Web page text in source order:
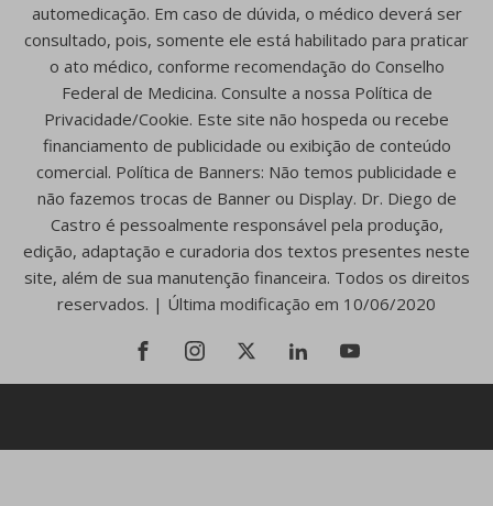
automedicação. Em caso de dúvida, o médico deverá ser
consultado, pois, somente ele está habilitado para praticar
o ato médico, conforme recomendação do Conselho
Federal de Medicina. Consulte a nossa Política de
Privacidade/Cookie. Este site não hospeda ou recebe
financiamento de publicidade ou exibição de conteúdo
comercial. Política de Banners: Não temos publicidade e
não fazemos trocas de Banner ou Display. Dr. Diego de
Castro é pessoalmente responsável pela produção,
edição, adaptação e curadoria dos textos presentes neste
site, além de sua manutenção financeira. Todos os direitos
reservados. | Última modificação em 10/06/2020